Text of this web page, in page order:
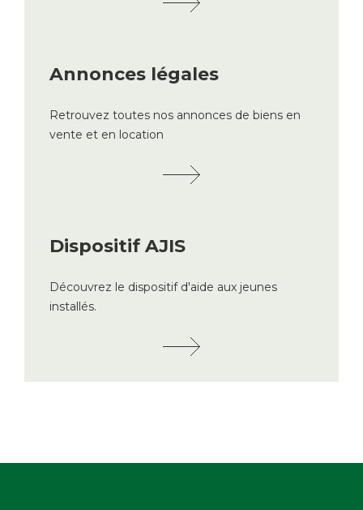
Annonces légales
Retrouvez toutes nos annonces de biens en
vente et en location
Dispositif AJIS
Découvrez le dispositif d'aide aux jeunes
installés.